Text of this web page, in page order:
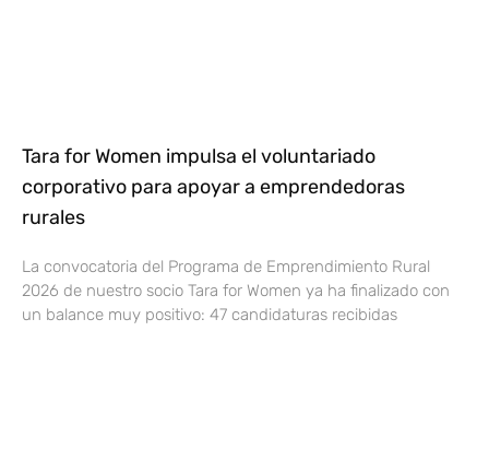
Tara for Women impulsa el voluntariado
corporativo para apoyar a emprendedoras
rurales
La convocatoria del Programa de Emprendimiento Rural
2026 de nuestro socio Tara for Women ya ha finalizado con
un balance muy positivo: 47 candidaturas recibidas